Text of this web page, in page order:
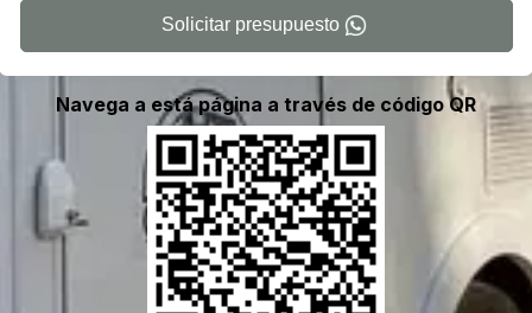
Solicitar presupuesto
Navega a está página a través de código QR